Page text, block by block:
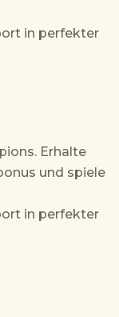
in perfekter
Erhalte
und spiele
in perfekter